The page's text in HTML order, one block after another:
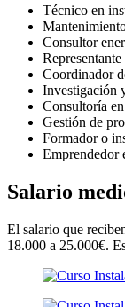
Técnico en
Consultor
Coordinador
Investigación
Consultoría
Gestión de
Formador o
Emprendedor
Salario
El salario que
18.000 a 25.000€.